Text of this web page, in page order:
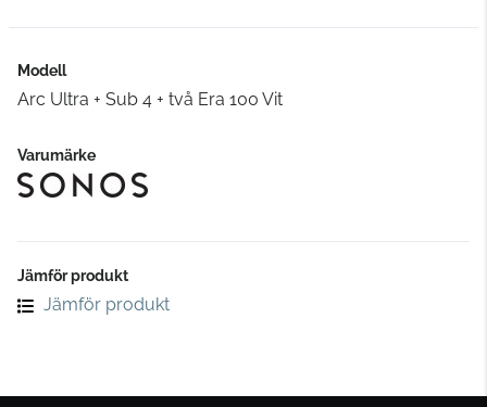
Modell
Arc Ultra + Sub 4 + två Era 100 Vit
Varumärke
Jämför produkt
Jämför produkt